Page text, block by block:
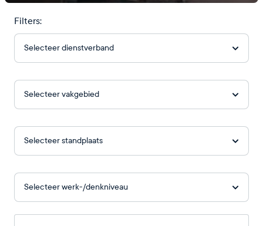
Filters:
Selecteer dienstverband
Selecteer vakgebied
Selecteer standplaats
Selecteer werk-/denkniveau